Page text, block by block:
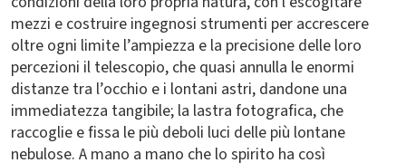
mezzi e costruire ingegnosi strumenti per accrescere
oltre ogni limite l’ampiezza e la precisione delle loro
percezioni il telescopio, che quasi annulla le enormi
distanze tra l’occhio e i lontani astri, dandone una
immediatezza tangibile; la lastra fotografica, che
raccoglie e fissa le più deboli luci delle più lontane
nebulose. A mano a mano che lo spirito ha così